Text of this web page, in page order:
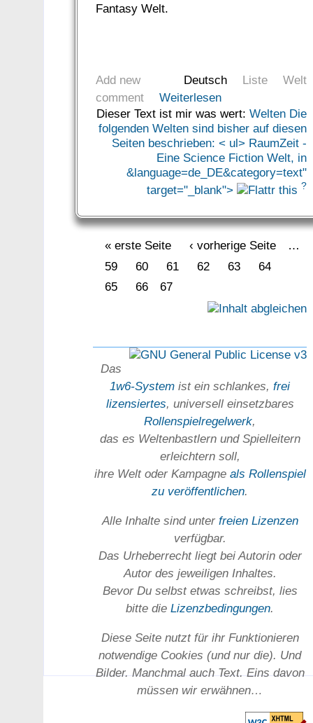
Fantasy Welt.
Deutsch Liste Welt
Add new
comment
Weiterlesen
Dieser Text ist mir was wert: Welten Die
folgenden Welten sind bisher auf diesen
Seiten beschrieben: < ul> RaumZeit -
Eine Science Fiction Welt, in
&language=de_DE&category=text"
target="_blank">
?
« erste Seite ‹ vorherige Seite
…
59
60 61 62 63
64
65
66 67
Das
1w6-System ist ein schlankes,frei
lizensiertes, universell einsetz­bares
Rollen­spielregel­werk,
das es Welten­bastlern und Spiel­leitern
erleichtern soll,
ihre Welt oder Kam­pagne als Rollenspiel
zu ver­öffent­lichen.
Alle Inhalte sind unter freien Lizenzen
verfügbar.
Das Urheber­recht liegt bei Autorin oder
Autor des jeweiligen In­haltes.
Bevor Du selbst etwas schreibst, lies
bitte dieLizenz­bedingungen.
Diese Seite nutzt für ihr Funktionieren
notwendige Cookies (und nur die). Und
Bilder. Manchmal auch Text. Eins davon
müssen wir erwähnen…